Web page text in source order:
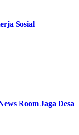
Sosial
Room Jaga Desa